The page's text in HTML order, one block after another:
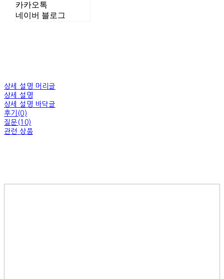
카카오톡
네이버 블로그
상세 설명 머리글
상세 설명
상세 설명 바닥글
후기(0)
질문(10)
관련 상품